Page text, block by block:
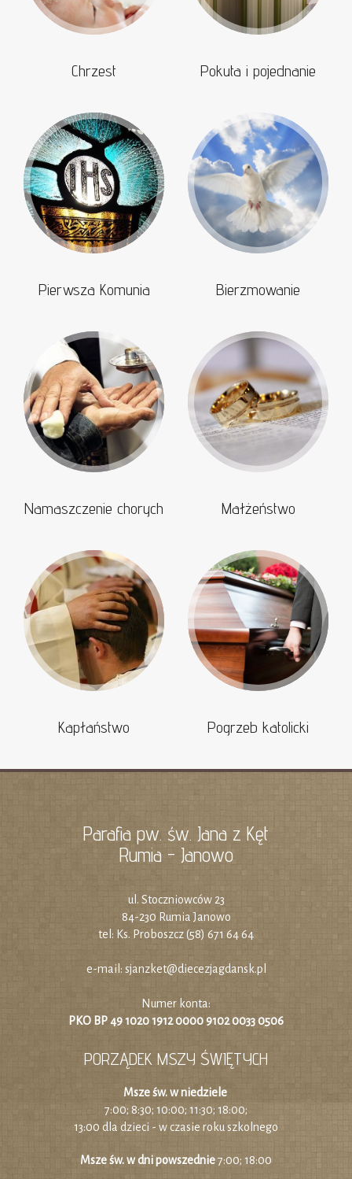
Chrzest Pokuta i pojednanie
Pierwsza Komunia Bierzmowanie
Namaszczenie chorych Małżeństwo
Kapłaństwo Pogrzeb katolicki
Parafia pw. św. Jana z Kęt
Rumia - Janowo
ul. Stoczniowców 23
84-230 Rumia Janowo
tel: Ks. Proboszcz (58) 671 64 64
e-mail: sjanzket@diecezjagdansk.pl
Numer konta:
PKO BP 49 1020 1912 0000 9102 0033 0506
PORZĄDEK MSZY ŚWIĘTYCH
Msze św. w niedziele
7:00; 8:30; 10:00; 11:30; 18:00;
13:00 dla dzieci - w czasie roku szkolnego
Msze św. w dni powszednie7:00; 18:00